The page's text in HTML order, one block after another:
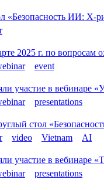
«Безопасность ИИ: X-
2025 г. по вопросам
event
участие в вебинаре
presentations
стол
video Vietnam AI
участие в вебинаре
presentations